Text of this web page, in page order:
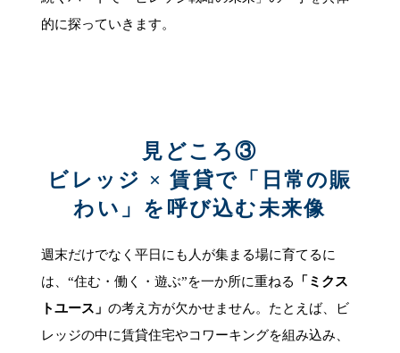
的に探っていきます。
見どころ③
ビレッジ × 賃貸で「日常の賑
わい」を呼び込む未来像
週末だけでなく平日にも人が集まる場に育てるに
は、“住む・働く・遊ぶ”を一か所に重ねる
「ミクス
トユース」 の考え方が欠かせません。たとえば、ビ
レッジの中に賃貸住宅やコワーキングを組み込み、